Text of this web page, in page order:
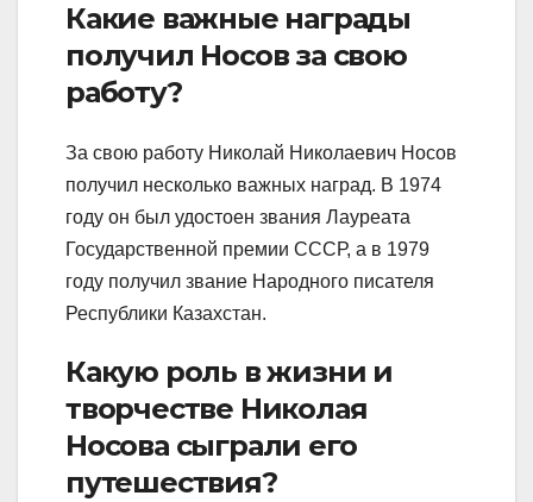
Какие важные награды
получил Носов за свою
работу?
За свою работу Николай Николаевич Носов
получил несколько важных наград. В 1974
году он был удостоен звания Лауреата
Государственной премии СССР, а в 1979
году получил звание Народного писателя
Республики Казахстан.
Какую роль в жизни и
творчестве Николая
Носова сыграли его
путешествия?